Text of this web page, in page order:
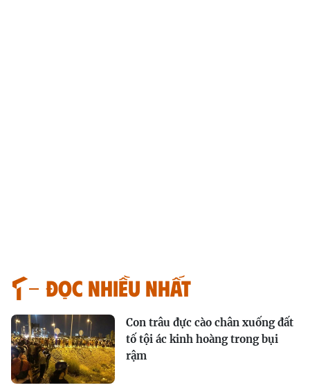
Đọc nhiều nhất
Con trâu đực cào chân xuống đất
tố tội ác kinh hoàng trong bụi
rậm